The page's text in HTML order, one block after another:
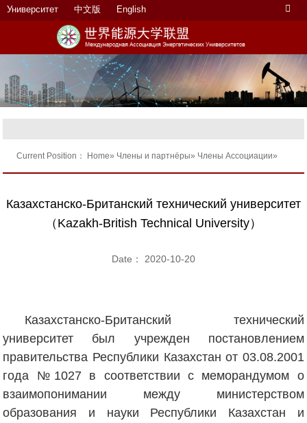
Университет 中文版 English
Current Position： Home» Члены и партнёры» Члены Ассоциации»
Казахстанско-Британский технический университет
（Kazakh-British Technical University）
Date： 2020-10-20
Казахстанско-Британский технический
университет был учрежден постановлением
правительства Республики Казахстан от 03.08.2001
года №1027 в соответствии с меморандумом о
взаимопонимании между министерством
образования и науки Республики Казахстан и